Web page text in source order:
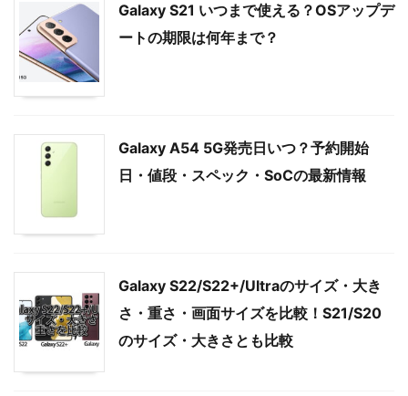
Galaxy S21 いつまで使える？OSアップデ
ートの期限は何年まで？
Galaxy A54 5G発売日いつ？予約開始
日・値段・スペック・SoCの最新情報
Galaxy S22/S22+/Ultraのサイズ・大き
さ・重さ・画面サイズを比較！S21/S20
のサイズ・大きさとも比較